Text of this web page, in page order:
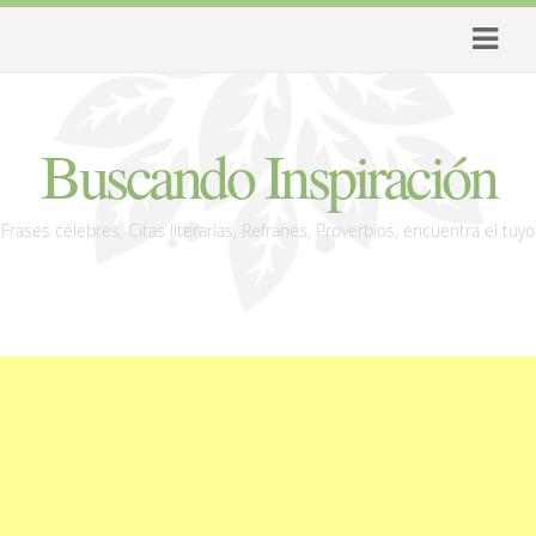
Buscando Inspiración
Frases célebres, Citas literarias, Refranes, Proverbios, encuentra el tuyo